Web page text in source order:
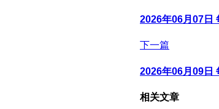
2026年06月07日
下一篇
2026年06月09日
相关文章